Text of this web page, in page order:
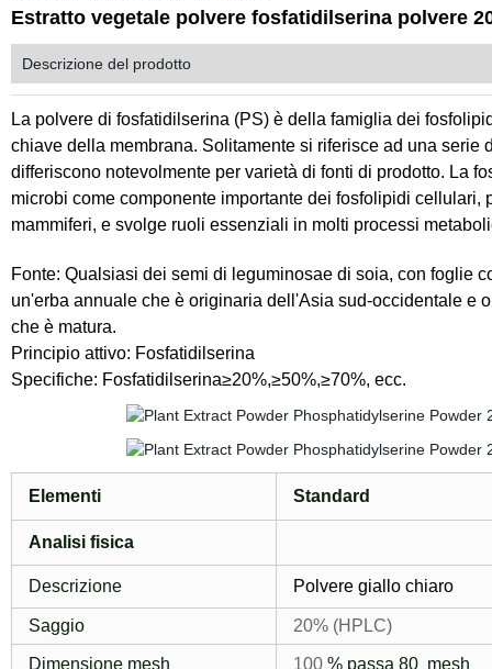
Estratto vegetale polvere fosfatidilserina polvere
Descrizione del prodotto
La polvere di fosfatidilserina (PS) è della famiglia dei
chiave della membrana. Solitamente si riferisce ad una
differiscono notevolmente per varietà di fonti di prodotto. La
microbi come componente importante dei fosfolipidi
mammiferi, e svolge ruoli essenziali in molti processi
Fonte: Qualsiasi dei semi di leguminosae di soia, con foglie
un'erba annuale che è originaria dell'Asia sud-occidentale e
che è matura.
Principio attivo: Fosfatidilserina
Specifiche: Fosfatidilserina≥20%,≥50%,≥70%, ecc.
Elementi Standard
Analisi fisica
Descrizione Polvere giallo chiaro
Saggio 20% (HPLC)
Dimensione mesh 100 % passa 80 mesh